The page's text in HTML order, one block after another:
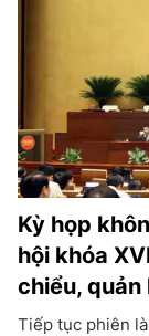
Kỳ họp
hội khóa
chiểu,
Tiếp tục phiên